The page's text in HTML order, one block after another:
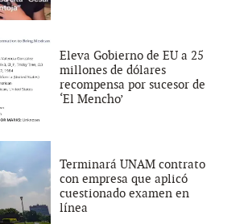
Eleva Gobierno de EU a 25
millones de dólares
recompensa por sucesor de
‘El Mencho’
Terminará UNAM contrato
con empresa que aplicó
cuestionado examen en
línea